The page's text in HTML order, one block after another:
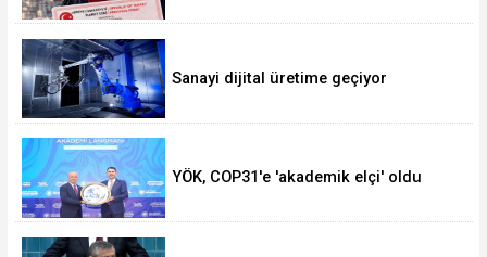
Sanayi dijital üretime geçiyor
YÖK, COP31'e 'akademik elçi' oldu